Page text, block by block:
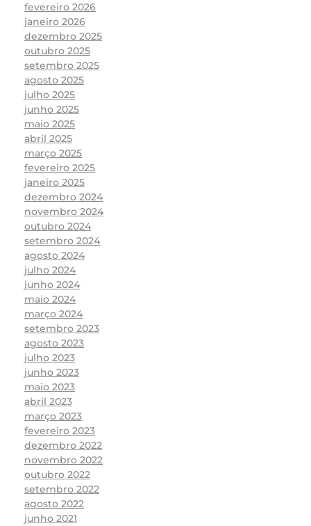
fevereiro 2026
janeiro 2026
dezembro 2025
outubro 2025
setembro 2025
agosto 2025
julho 2025
junho 2025
maio 2025
abril 2025
março 2025
fevereiro 2025
janeiro 2025
dezembro 2024
novembro 2024
outubro 2024
setembro 2024
agosto 2024
julho 2024
junho 2024
maio 2024
março 2024
setembro 2023
agosto 2023
julho 2023
junho 2023
maio 2023
abril 2023
março 2023
fevereiro 2023
dezembro 2022
novembro 2022
outubro 2022
setembro 2022
agosto 2022
junho 2021